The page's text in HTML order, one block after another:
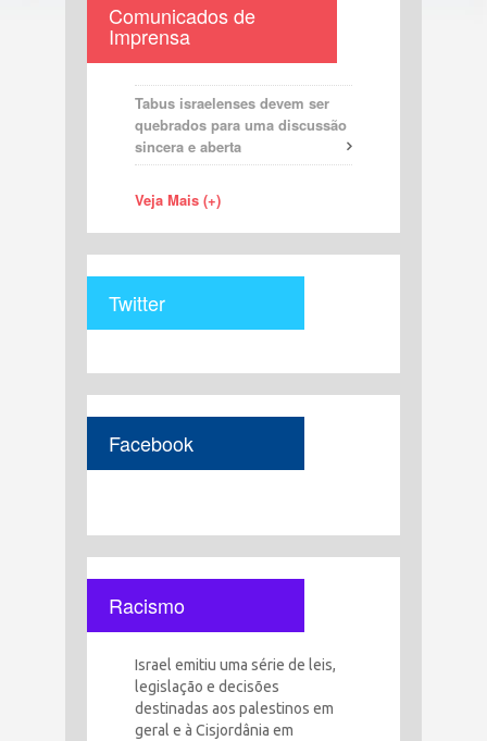
Comunicados de
Imprensa
Tabus israelenses devem ser
quebrados para uma discussão
sincera e aberta
Veja Mais (+)
Twitter
Facebook
Racismo
Israel emitiu uma série de leis,
legislação e decisões
destinadas aos palestinos em
geral e à Cisjordânia em